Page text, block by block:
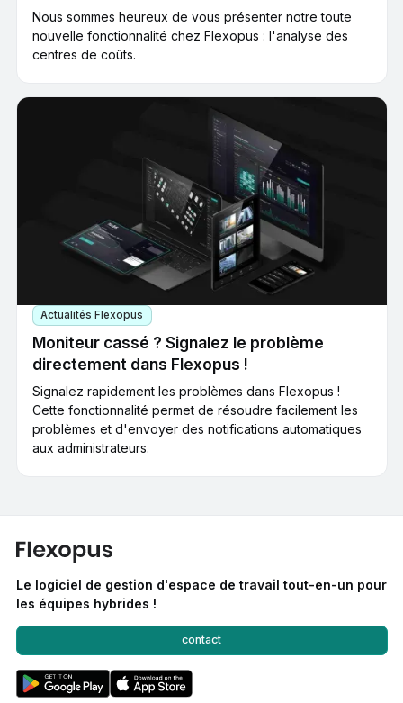
Nous sommes heureux de vous présenter notre toute
nouvelle fonctionnalité chez Flexopus : l'analyse des
centres de coûts.
Actualités Flexopus
Moniteur cassé ? Signalez le problème
directement dans Flexopus !
Signalez rapidement les problèmes dans Flexopus !
Cette fonctionnalité permet de résoudre facilement les
problèmes et d'envoyer des notifications automatiques
aux administrateurs.
Le logiciel de gestion d'espace de travail tout-en-un pour
les équipes hybrides !
contact